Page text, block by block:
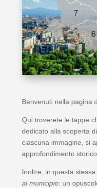
Benvenuti nella pagina
Qui troverete le tappe
dedicato alla scoperta
ciascuna immagine, si
approfondimento
Inoltre, in questa
al municipio: un